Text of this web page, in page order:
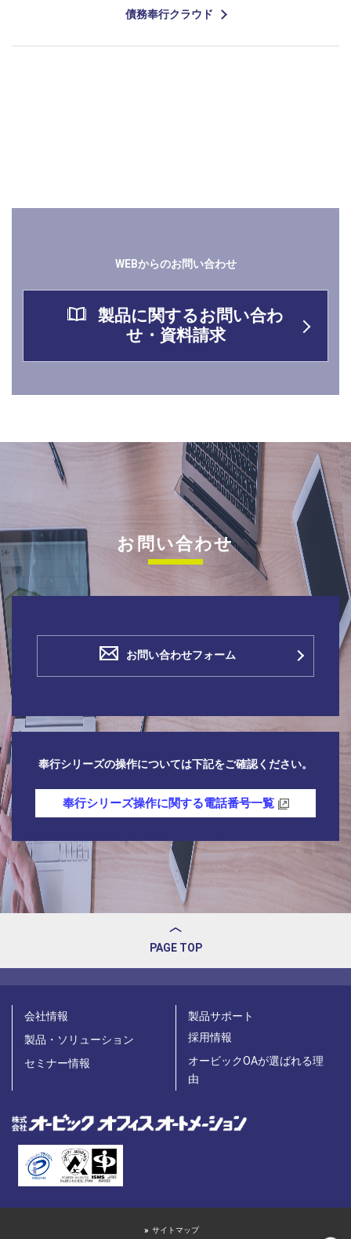
債務奉行クラウド
WEBからのお問い合わせ
製品に関するお問い合わ
せ・資料請求
お問い合わせ
お問い合わせフォーム
奉行シリーズの操作については下記をご確認ください。
奉行シリーズ操作に関する電話番号一覧
PAGE TOP
会社情報
製品・ソリューション
セミナー情報
製品サポート
採用情報
オービックOAが選ばれる理
由
サイトマップ